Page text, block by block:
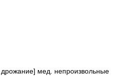
мед. непроизвольные